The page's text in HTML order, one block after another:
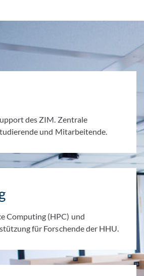
des ZIM. Zentrale
und Mitarbeitende.
Computing (HPC) und
für Forschende der HHU.